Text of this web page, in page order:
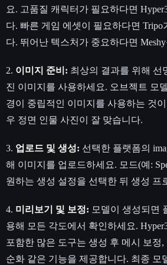
요. 고품질 캐릭터가 필요하다면
다. 빠른 게임 에셋이 필요하다면 Tripo
다. 뛰어난 텍스처가 중요하다면
2. 이미지 준비: 최상의 결과를 위해 선
진 이미지를 사용하세요. 오브젝트 모
경이 중립적인 이미지를 사용하는 것
우 정면 인물 사진이 잘 맞습니다.
3. 업로드 및 생성: 선택한 플랫폼의
해 이미지를 업로드하세요. 모드(예:
원하는 생성 설정을 선택한 뒤 생성 프
4. 미리보기 및 보정: 모델이 생성되면
용해 모든 각도에서 확인하세요.
포함한 많은 도구는 생성 후 메시 보정
순화 같은 기능을 제공합니다. 최종 모